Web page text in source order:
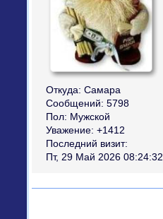
Откуда: Самара
Сообщений: 5798
Пол: Мужской
Уважение: +1412
Последний визит:
Пт, 29 Май 2026 08:24:32